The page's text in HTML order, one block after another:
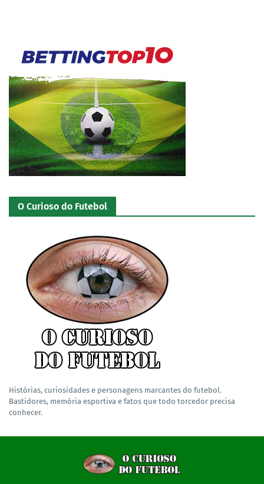
O Curioso do Futebol
Histórias, curiosidades e personagens marcantes do futebol.
Bastidores, memória esportiva e fatos que todo torcedor precisa
conhecer.